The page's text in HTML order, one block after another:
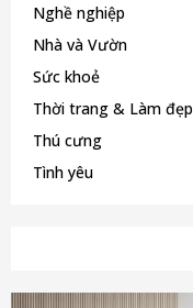
Nghề nghiệp
Nhà và Vườn
Sức khoẻ
Thời trang & Làm đẹp
Thú cưng
Tình yêu